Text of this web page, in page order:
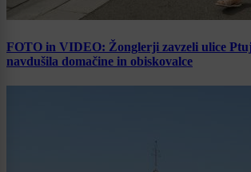
FOTO in VIDEO: Žonglerji zavzeli ulice
navdušila domačine in obiskovalce